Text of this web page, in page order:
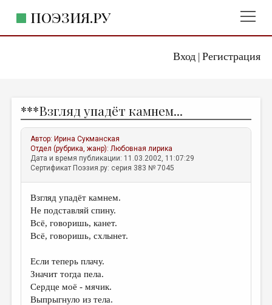
Вход| Регистрация
ПОЭЗИЯ.РУ
ЖАНРЫ
АВТОРЫ
КОММЕНТАРИИ
ЛИТСАЛОН
НОВОСТИ
ПРАВИЛА САЙТА
ИЗБРАННОЕ
ДАЙДЖЕСТ
***Взгляд упадёт камнем...
Автор: Ирина Сукманская
Отдел (рубрика, жанр):Любовная лирика
Дата и время публикации: 11.03.2002, 11:07:29
Сертификат Поэзия.ру: серия 383 № 7045
Взгляд упадёт камнем.
Не подставляй спину.
Всё, говоришь, канет.
Всё, говоришь, схлынет.
Если теперь плачу.
Значит тогда пела.
Сердце моё - мячик.
Выпрыгнуло из тела.